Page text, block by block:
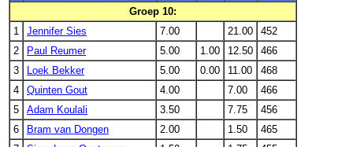
Groep 10:
1
Jennifer Sies 7.00 21.00
452
2
Paul Reumer 5.00 1.00 12.50
466
3
Loek Bekker 5.00 0.00 11.00
468
4
Quinten Gout 4.00 7.00
466
5
Adam Koulali 3.50 7.75
456
6
Bram van Dongen 2.00 1.50
465